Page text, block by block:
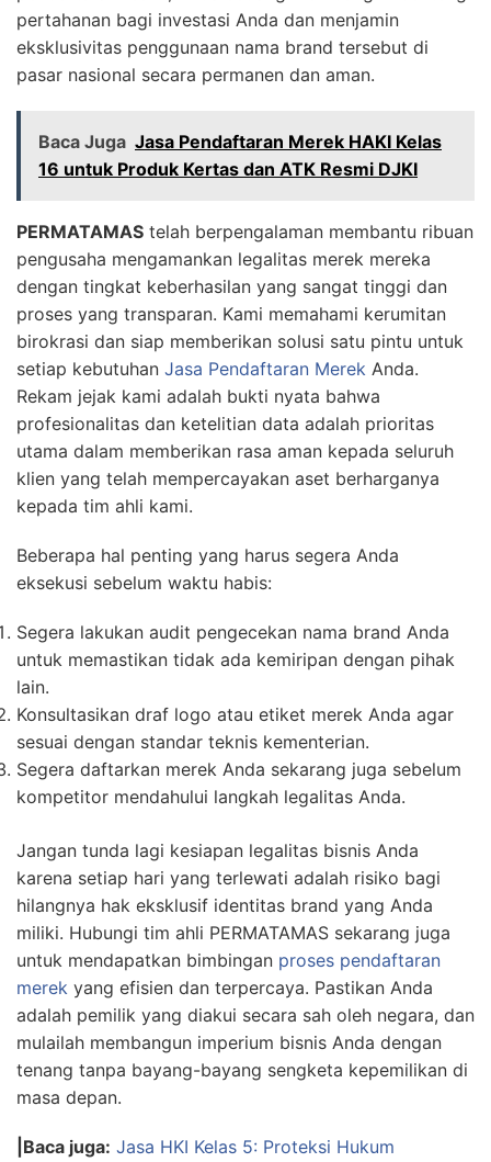
pertahanan bagi investasi Anda dan menjamin
eksklusivitas penggunaan nama brand tersebut di
pasar nasional secara permanen dan aman.
Baca Juga Jasa Pendaftaran Merek HAKI Kelas
16 untuk Produk Kertas dan ATK Resmi DJKI
PERMATAMAS telah berpengalaman membantu ribuan
pengusaha mengamankan legalitas merek mereka
dengan tingkat keberhasilan yang sangat tinggi dan
proses yang transparan. Kami memahami kerumitan
birokrasi dan siap memberikan solusi satu pintu untuk
setiap kebutuhan Jasa Pendaftaran Merek Anda.
Rekam jejak kami adalah bukti nyata bahwa
profesionalitas dan ketelitian data adalah prioritas
utama dalam memberikan rasa aman kepada seluruh
klien yang telah mempercayakan aset berharganya
kepada tim ahli kami.
Beberapa hal penting yang harus segera Anda
eksekusi sebelum waktu habis:
Segera lakukan audit pengecekan nama brand Anda
untuk memastikan tidak ada kemiripan dengan pihak
lain.
Konsultasikan draf logo atau etiket merek Anda agar
sesuai dengan standar teknis kementerian.
Segera daftarkan merek Anda sekarang juga sebelum
kompetitor mendahului langkah legalitas Anda.
Jangan tunda lagi kesiapan legalitas bisnis Anda
karena setiap hari yang terlewati adalah risiko bagi
hilangnya hak eksklusif identitas brand yang Anda
miliki. Hubungi tim ahli PERMATAMAS sekarang juga
untuk mendapatkan bimbingan proses pendaftaran
merek yang efisien dan terpercaya. Pastikan Anda
adalah pemilik yang diakui secara sah oleh negara, dan
mulailah membangun imperium bisnis Anda dengan
tenang tanpa bayang-bayang sengketa kepemilikan di
masa depan.
|Baca juga: Jasa HKI Kelas 5: Proteksi Hukum